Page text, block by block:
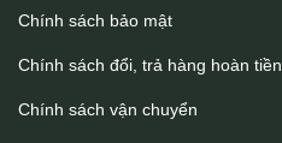
Chính sách bảo mật
Chính sách đổi, trả hàng hoàn tiền
Chính sách vận chuyển